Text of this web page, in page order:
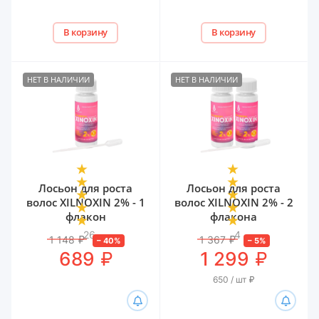
В корзину В корзину
НЕТ В НАЛИЧИИ
26
Лосьон для роста
волос XILNOXIN 2% - 1
флакон
1 148 ₽ – 40%
689 ₽
НЕТ В НАЛИЧИИ
4
Лосьон для роста
волос XILNOXIN 2% - 2
флакона
1 367 ₽ – 5%
1 299 ₽
650 / шт ₽